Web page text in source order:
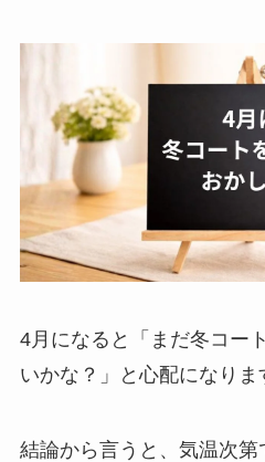
4月になると「まだ冬コー
いかな？」と心配になりま
結論から言うと、気温次